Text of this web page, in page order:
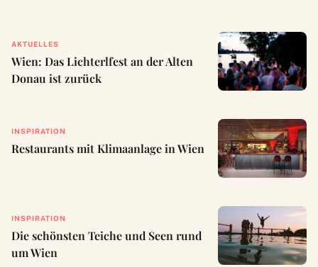
AKTUELLES
Wien: Das Lichterlfest an der Alten
Donau ist zurück
INSPIRATION
Restaurants mit Klimaanlage in Wien
INSPIRATION
Die schönsten Teiche und Seen rund
um Wien